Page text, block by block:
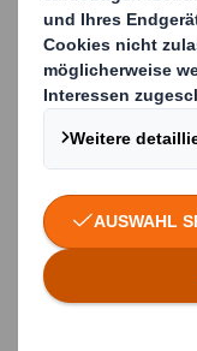
DS Smith
einer
Außendecke als
allen
Tests zeigen, dass
die bislang im
außerdem auch
eine
Gleichzeitig bietet
Verpackung an,
Einzelhändlern